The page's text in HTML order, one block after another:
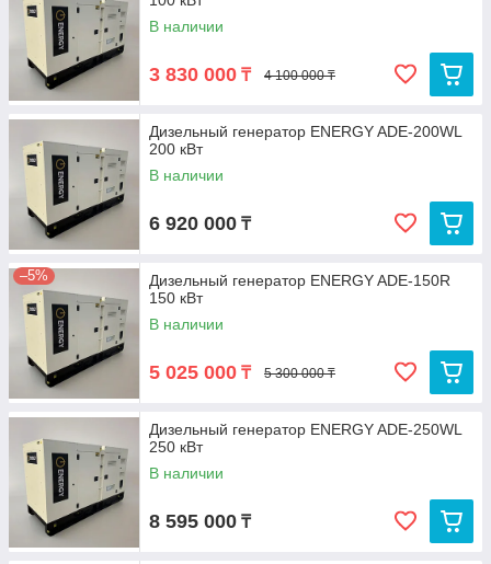
В наличии
3 830 000 ₸ 4 100 000 ₸
Дизельный генератор ENERGY ADE-200WL
200 кВт
В наличии
6 920 000 ₸
–5%
Дизельный генератор ENERGY ADE-150R
150 кВт
В наличии
5 025 000 ₸ 5 300 000 ₸
Дизельный генератор ENERGY ADE-250WL
250 кВт
В наличии
8 595 000 ₸